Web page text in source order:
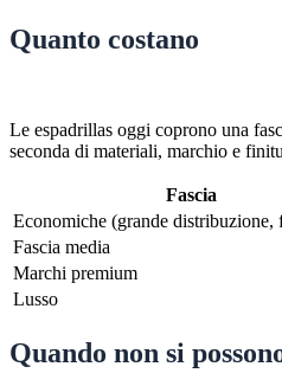
Quanto costano
Le espadrillas oggi coprono una
seconda di materiali, marchio e
Fascia
Economiche (grande distribuzione,
Fascia media
Marchi premium
Lusso
Quando non si